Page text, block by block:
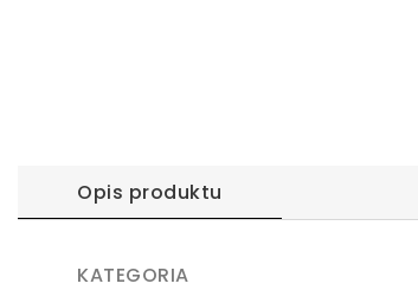
Opis produktu
KATEGORIA